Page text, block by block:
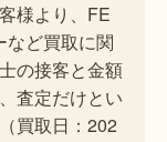
様より、FE
など買取に関
の接客と金額
査定だけとい
買取日：202